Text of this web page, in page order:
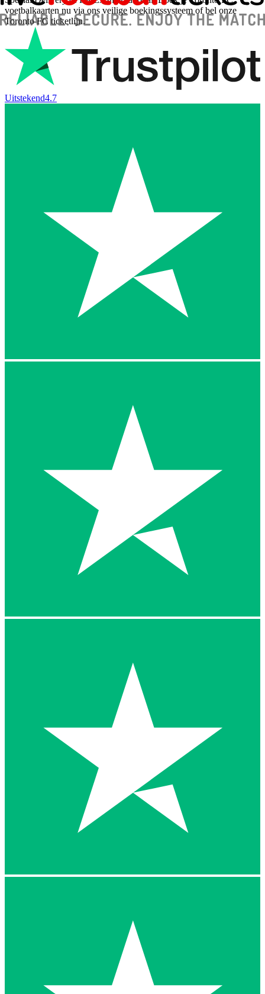
voetbalkaarten nu via ons veilige boekingssysteem of bel onze
Toronto FC ticketlijn.
Uitstekend4.7